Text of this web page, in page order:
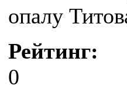
опалу
Рейтинг:
0